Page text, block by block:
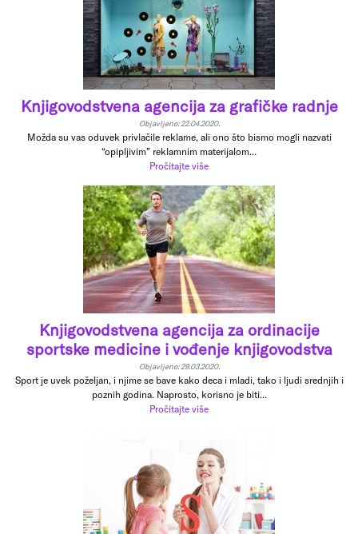
Knjigovodstvena agencija za grafičke radnje
Objavljeno: 22.04.2020.
Možda su vas oduvek privlačile reklame, ali ono što bismo mogli nazvati
“opipljivim” reklamnim materijalom...
Pročitajte više
Knjigovodstvena agencija za ordinacije
sportske medicine i vođenje knjigovodstva
Objavljeno: 29.03.2020.
Sport je uvek poželjan, i njime se bave kako deca i mladi, tako i ljudi srednjih i
poznih godina. Naprosto, korisno je biti...
Pročitajte više